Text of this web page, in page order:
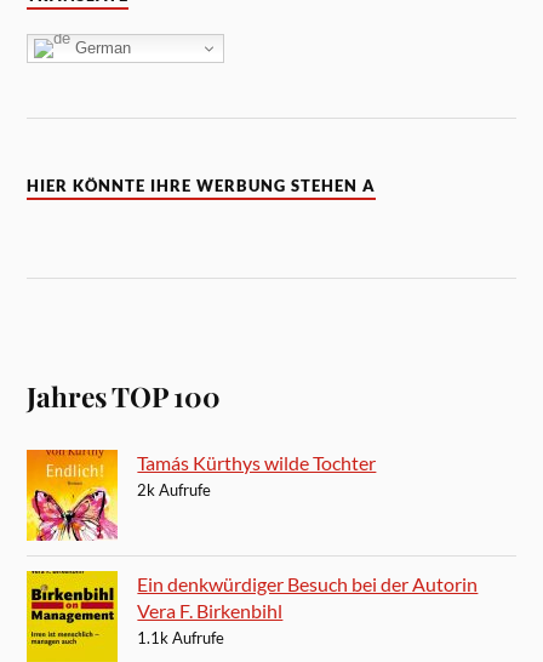
German
HIER KÖNNTE IHRE WERBUNG STEHEN A
Jahres TOP 100
Tamás Kürthys wilde Tochter
2k Aufrufe
Ein denkwürdiger Besuch bei der Autorin
Vera F. Birkenbihl
1.1k Aufrufe